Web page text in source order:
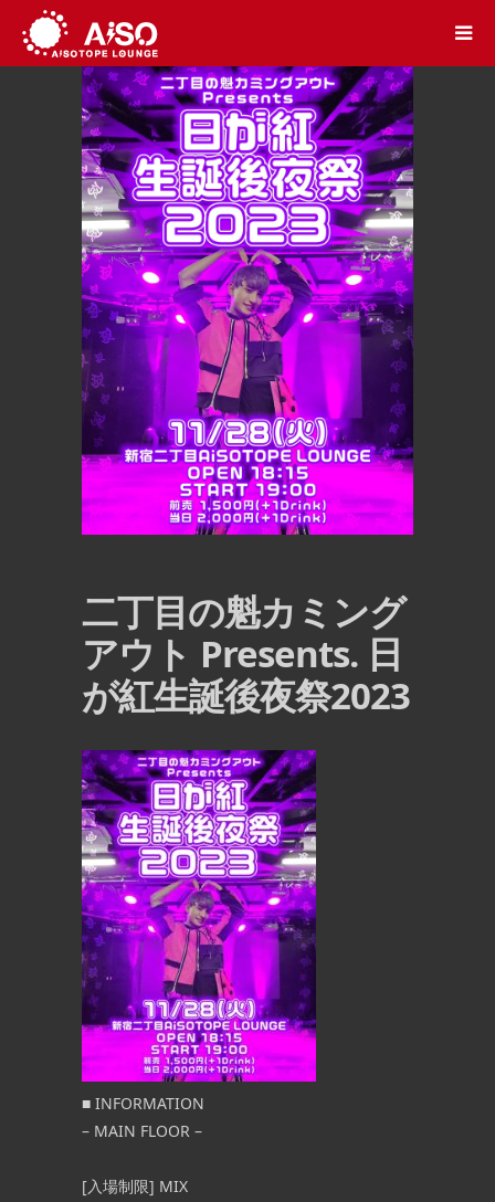
二丁目の魁カミング
アウト Presents. 日
が紅生誕後夜祭2023
■ INFORMATION
– MAIN FLOOR –
[入場制限] MIX